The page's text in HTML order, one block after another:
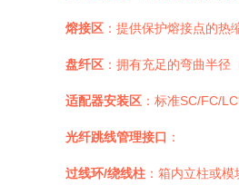
熔接区 ：提供保护熔接点的热
盘纤区 ：拥有充足的弯曲半径
适配器安装区 ：标准SC/FC/
光纤跳线管理接口 ：
过线环/绕线柱 ：箱内立柱或